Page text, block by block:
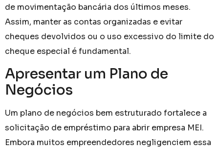
de movimentação bancária dos últimos meses.
Assim, manter as contas organizadas e evitar
cheques devolvidos ou o uso excessivo do limite do
cheque especial é fundamental.
Apresentar um Plano de
Negócios
Um plano de negócios bem estruturado fortalece a
solicitação de empréstimo para abrir empresa MEI.
Embora muitos empreendedores negligenciem essa